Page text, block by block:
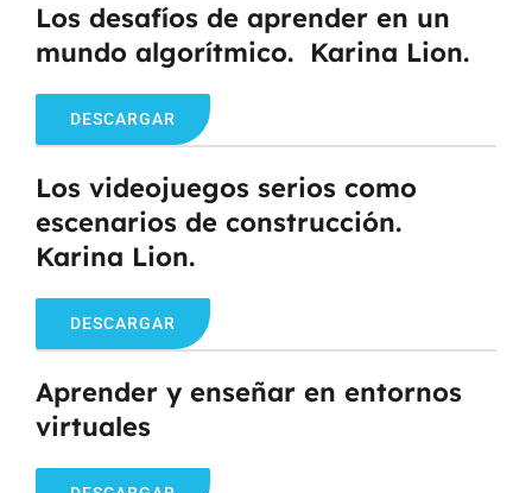
Los desafíos de aprender en un
mundo algorítmico. Karina Lion.
DESCARGAR
Los videojuegos serios como
escenarios de construcción.
Karina Lion.
DESCARGAR
Aprender y enseñar en entornos
virtuales